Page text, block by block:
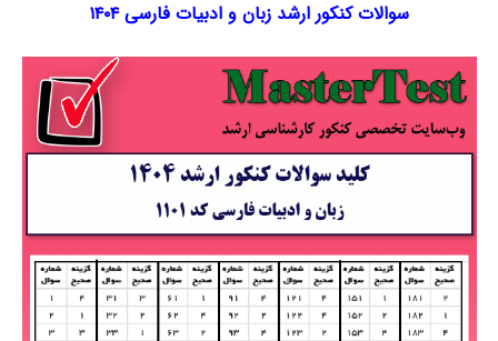
سوالات کنکور ارشد زبان و ادبیات فارسی ۱۴۰۴